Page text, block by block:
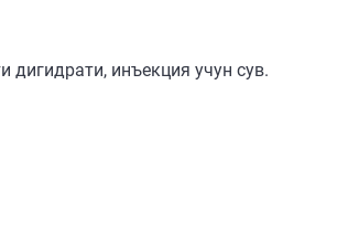
инъекция учун сув.